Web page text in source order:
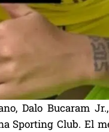
Dalo Bucaram
Sporting Club. El